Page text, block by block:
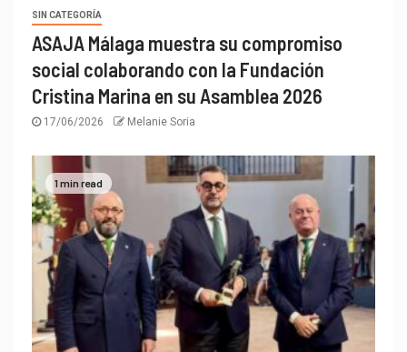
SIN CATEGORÍA
ASAJA Málaga muestra su compromiso
social colaborando con la Fundación
Cristina Marina en su Asamblea 2026
17/06/2026 Melanie Soria
1 min read